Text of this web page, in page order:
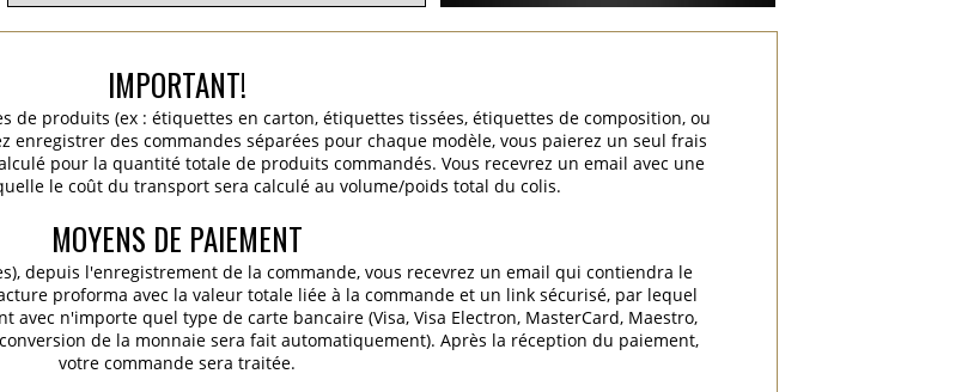
IMPORTANT!
de produits (ex : étiquettes en carton, étiquettes tissées, étiquettes de composition, ou
enregistrer des commandes séparées pour chaque modèle, vous paierez un seul frais
pour la quantité totale de produits commandés. Vous recevrez un email avec une
le coût du transport sera calculé au volume/poids total du colis.
MOYENS DE PAIEMENT
depuis l'enregistrement de la commande, vous recevrez un email qui contiendra le
proforma avec la valeur totale liée à la commande et un link sécurisé, par lequel
avec n'importe quel type de carte bancaire (Visa, Visa Electron, MasterCard, Maestro,
de la monnaie sera fait automatiquement). Après la réception du paiement,
votre commande sera traitée.